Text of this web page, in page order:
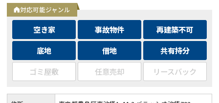
対応可能ジャンル
空き家 事故物件
再建築不可
底地
借地
共有持分
ゴミ屋敷
任意売却 リースバック